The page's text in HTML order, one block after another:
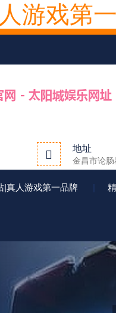
游戏第
地址
金昌市论
|真人游戏第一品牌